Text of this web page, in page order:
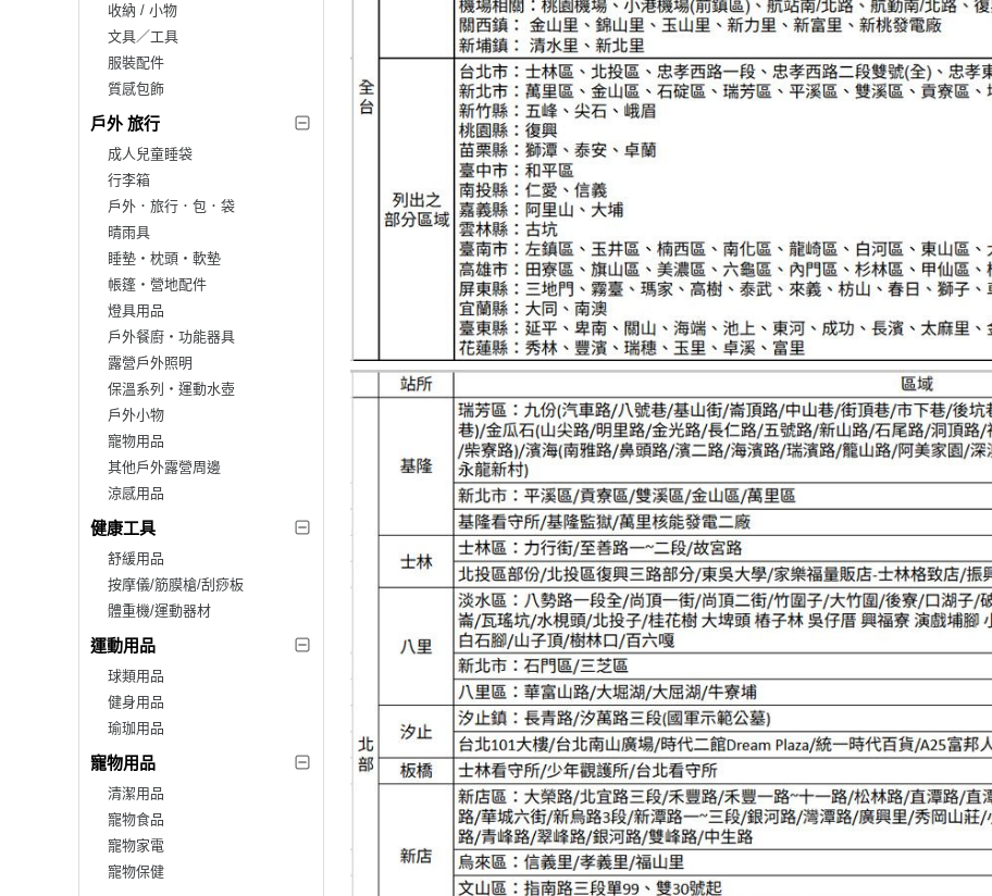
收納 / 小物
文具／工具
服裝配件
質感包飾
戶外 旅行
成人兒童睡袋
行李箱
戶外．旅行．包．袋
晴雨具
睡墊‧枕頭‧軟墊
帳篷‧營地配件
燈具用品
戶外餐廚‧功能器具
露營戶外照明
保溫系列‧運動水壺
戶外小物
寵物用品
其他戶外露營周邊
涼感用品
健康工具
舒緩用品
按摩儀/筋膜槍/刮痧板
體重機/運動器材
運動用品
球類用品
健身用品
瑜珈用品
寵物用品
清潔用品
寵物食品
寵物家電
寵物保健